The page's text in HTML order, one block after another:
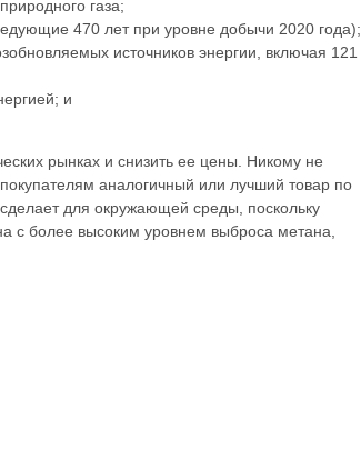
газа;
470 лет при уровне добычи 2020 года);
источников энергии, включая 121
и
рынках и снизить ее цены. Никому не
аналогичный или лучший товар по
для окружающей среды, поскольку
с более высоким уровнем выброса метана,